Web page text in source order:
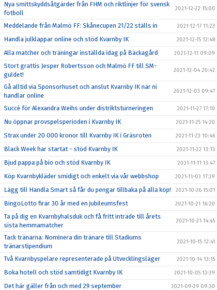
Nya smittskyddsåtgärder från FHM och riktlinjer för svensk
fotboll
2021-12-22 15:00
Meddelande från Malmö FF: Skånecupen 21/22 ställs in 2021-12-17 11:23
Handla julklappar online och stöd Kvarnby IK 2021-12-15 12:48
Alla matcher och träningar inställda idag på Bäckagård 2021-12-11 09:09
Stort grattis Jesper Robertsson och Malmö FF till SM-
guldet!
2021-12-04 20:42
Gå alltid via Sponsorhuset och anslut Kvarnby IK när ni
handlar online
2021-12-03 09:47
Succé för Alexandra Weihs under distriktsturneringen 2021-11-27 17:10
Nu öppnar provspelsperioden i Kvarnby IK 2021-11-25 14:20
Strax under 20 000 kronor till Kvarnby IK i Gräsroten 2021-11-23 10:46
Black Week har startat - stöd Kvarnby IK 2021-11-22 13:13
Bjud pappa på bio och stöd Kvarnby IK 2021-11-11 13:47
Köp Kvarnbykläder smidigt och enkelt via vår webbshop 2021-11-03 17:29
Lägg till Handla Smart så får du pengar tillbaka på alla köp! 2021-10-26 15:01
BingoLotto firar 30 år med en jubileumsfest 2021-10-21 16:20
Ta på dig en Kvarnbyhalsduk och få fritt inträde till årets
sista hemmamatcher
2021-10-21 14:45
Tack tränarna: Nominera din tränare till Stadiums
tränarstipendium
2021-10-15 12:41
Två Kvarnbyspelare representerade på Utvecklingsläger 2021-10-14 13:15
Boka hotell och stöd samtidigt Kvarnby IK 2021-10-05 13:39
Det här gäller från och med 29 september 2021-09-29 09:30